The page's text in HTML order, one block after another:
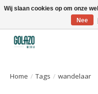
Kennispartner in sport,
Home / Tags / wandelaar
Wij slaan cookies op om onze
Nee